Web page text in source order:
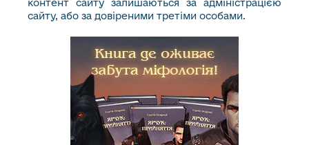
контент сайту залишаються за адміністрацією
сайту, або за довіреними третіми особами.